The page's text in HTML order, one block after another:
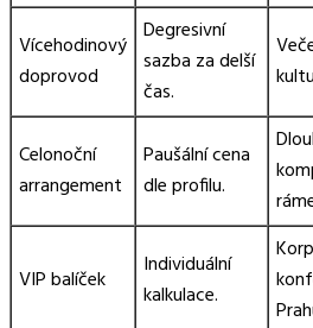
Vícehodinový
doprovod
Degresivní
sazba za delší
čas.
Celonoční
arrangement
Paušální cena
dle profilu.
VIP balíček
Individuální
kalkulace.